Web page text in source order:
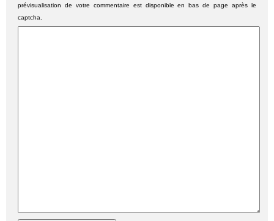
prévisualisation de votre commentaire est disponible en bas de page après le
captcha.